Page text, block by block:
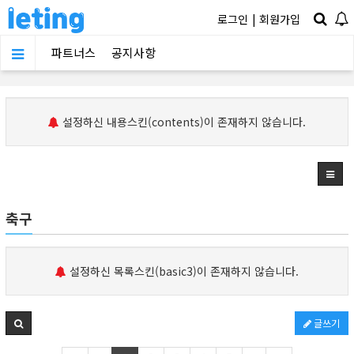
로그인 | 회원가입
파트너스 공지사항
설정하신 내용스킨(contents)이 존재하지 않습니다.
축구
설정하신 목록스킨(basic3)이 존재하지 않습니다.
글쓰기